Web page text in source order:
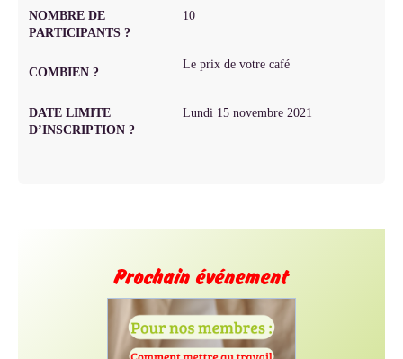
NOMBRE DE
PARTICIPANTS ?
10
COMBIEN ?
Le prix de votre café
DATE LIMITE
D’INSCRIPTION ?
Lundi 15 novembre 2021
Prochain événement